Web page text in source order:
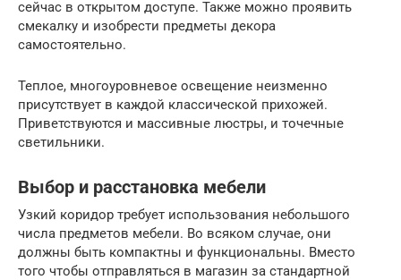
сейчас в открытом доступе. Также можно проявить
смекалку и изобрести предметы декора
самостоятельно.
Теплое, многоуровневое освещение неизменно
присутствует в каждой классической прихожей.
Приветствуются и массивные люстры, и точечные
светильники.
Выбор и расстановка мебели
Узкий коридор требует использования небольшого
числа предметов мебели. Во всяком случае, они
должны быть компактны и функциональны. Вместо
того чтобы отправляться в магазин за стандартной